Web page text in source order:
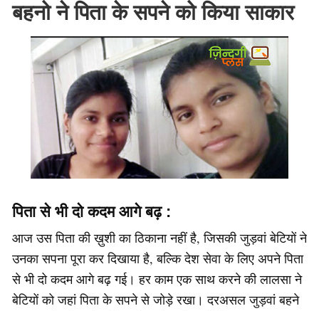
बहनो ने पिता के सपने को किया साकार
पिता से भी दो कदम आगे बढ़ :
आज उस पिता की ख़ुशी का ठिकाना नहीं है, जिसकी जुड़वां बेटियों ने
उनका सपना पूरा कर दिखाया है, बल्कि देश सेवा के लिए अपने पिता
से भी दो कदम आगे बढ़ गई। हर काम एक साथ करने की लालसा ने
बेटियों को जहां पिता के सपने से जोड़े रखा। दरअसल जुड़वां बहने